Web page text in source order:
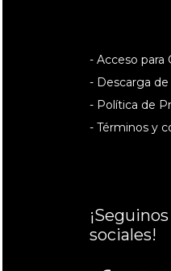
- Acceso para
- Descarga
- Política de
- Términos y
sociales!